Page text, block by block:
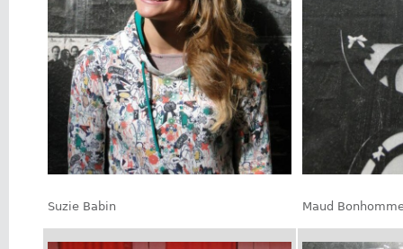
Suzie Babin Maud